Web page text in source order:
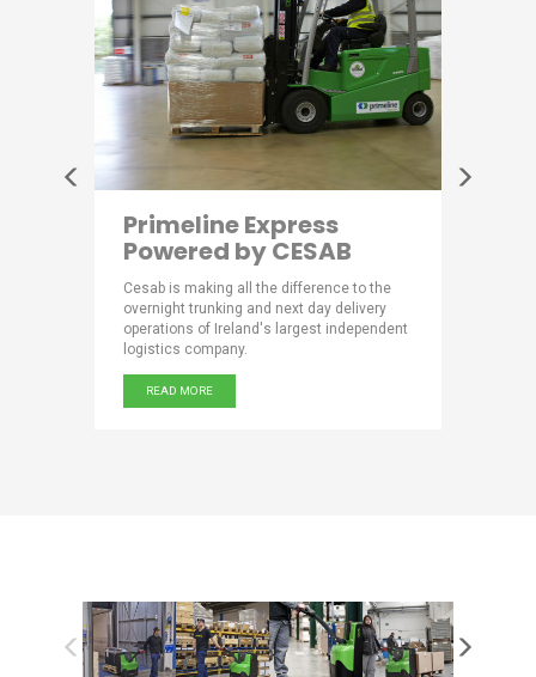
Primeline Express
Powered by CESAB
Cesab is making all the difference to the
overnight trunking and next day delivery
operations of Ireland's largest independent
logistics company.
READ MORE